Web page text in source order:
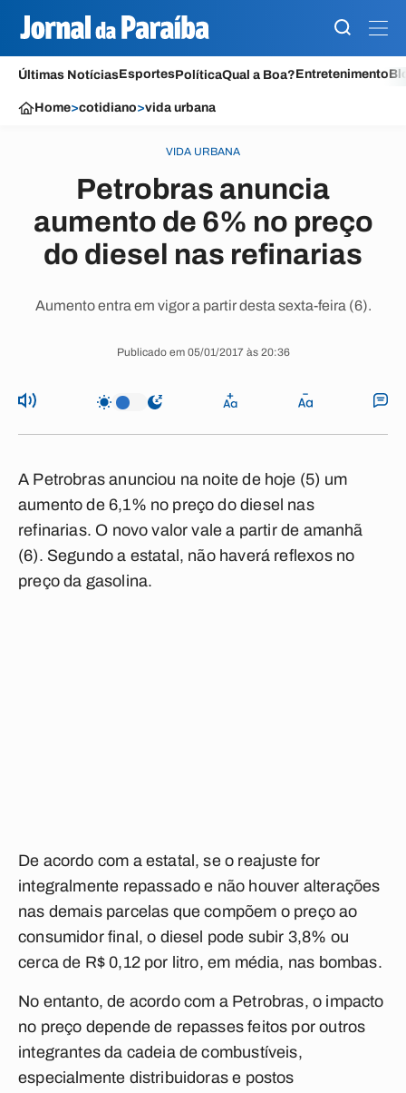
Últimas NotíciasEsportesPolíticaQual a Boa?Entretenimento
Home>cotidiano>vida urbana
VIDA URBANA
Petrobras anuncia
aumento de 6% no preço
do diesel nas refinarias
Aumento entra em vigor a partir desta sexta-feira (6).
Publicado em 05/01/2017 às 20:36
A Petrobras anunciou na noite de hoje (5) um
aumento de 6,1% no preço do diesel nas
refinarias. O novo valor vale a partir de amanhã
(6). Segundo a estatal, não haverá reflexos no
preço da gasolina.
De acordo com a estatal, se o reajuste for
integralmente repassado e não houver alterações
nas demais parcelas que compõem o preço ao
consumidor final, o diesel pode subir 3,8% ou
cerca de R$ 0,12 por litro, em média, nas bombas.
No entanto, de acordo com a Petrobras, o impacto
no preço depende de repasses feitos por outros
integrantes da cadeia de combustíveis,
especialmente distribuidoras e postos